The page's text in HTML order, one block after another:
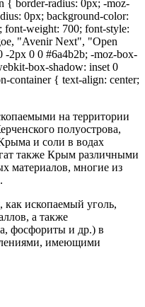
{ border-radius: 0px; -moz-
0px; background-color:
weight: 700; font-style:
"Avenir Next", "Open
-2px 0 0 #6a4b2b; -moz-box-
box-shadow: inset 0
container { text-align: center;
на территории
полуострова,
и соли в водах
также Крым различными
материалов, многие из
ископаемый уголь,
а также
фосфориты и др.) в
имеющими